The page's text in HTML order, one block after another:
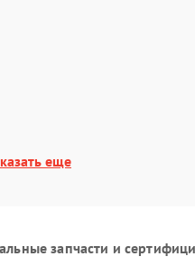
еще
запчасти и